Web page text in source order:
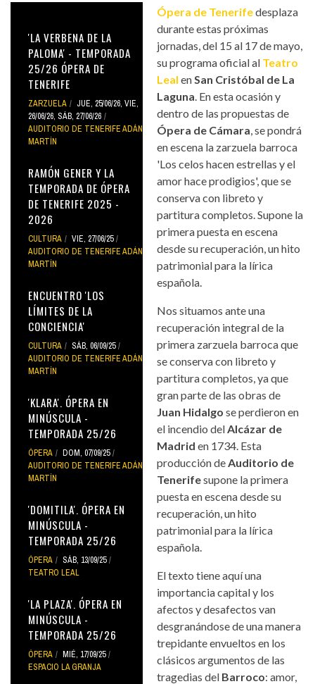
'LA VERBENA DE LA
PALOMA' - TEMPORADA
25/26 ÓPERA DE
TENERIFE
ZARZUELA JUE, 25/06/26, VIE,
26/06/26, SÁB, 27/06/26
AUDITORIO DE TENERIFE ADÁN
MARTÍN
RAMÓN GENER Y LA
TEMPORADA DE ÓPERA
DE TENERIFE 2025 -
2026
CULTURA
VIE, 27/06/25
AUDITORIO DE TENERIFE ADÁN
MARTÍN
ENCUENTRO 'LOS
LÍMITES DE LA
CONCIENCIA'
CULTURA
SÁB, 06/09/25
AUDITORIO DE TENERIFE ADÁN
MARTÍN
'KLARA'. ÓPERA EN
MINÚSCULA -
TEMPORADA 25/26
ÓPERA
DOM, 07/09/25
AUDITORIO DE TENERIFE ADÁN
MARTÍN
'DOMITILA'. ÓPERA EN
MINÚSCULA -
TEMPORADA 25/26
ÓPERA
SÁB, 13/09/25
TEATRO LEAL
'LA PLAZA'. ÓPERA EN
MINÚSCULA -
TEMPORADA 25/26
ÓPERA
MIÉ, 17/09/25
ESPACIO LA GRANJA
Ópera de Tenerifedesplaza
durante estas próximas
jornadas, del 15 al 17 de mayo,
su programa oficial al Teatro
Leal enSan Cristóbal de La
Laguna. En esta ocasión y
dentro de las propuestas de
Ópera de Cámara, se pondrá
en escena la zarzuela barroca
'Los celos hacen estrellas y el
amor hace prodigios', que se
conserva con libreto y
partitura completos. Supone la
primera puesta en escena
desde su recuperación, un hito
patrimonial para la lírica
española.
Nos situamos ante una
recuperación integral de la
primera zarzuela barroca que
se conserva con libreto y
partitura completos, ya que
gran parte de las obras de
Juan Hidalgo se perdieron en
el incendio delAlcázar de
Madrid en 1734. Esta
producción deAuditorio de
Tenerifesupone la primera
puesta en escena desde su
recuperación, un hito
patrimonial para la lírica
española.
El texto tiene aquí una
importancia capital y los
afectos y desafectos van
desgranándose de una manera
trepidante envueltos en los
clásicos argumentos de las
tragedias del Barroco: amor,